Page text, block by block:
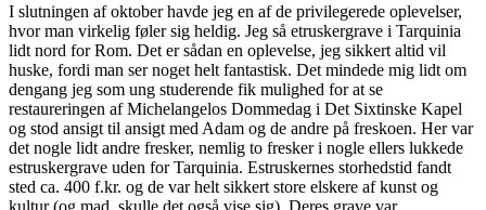
I slutningen af oktober havde jeg en af de privilegerede oplevelser,
hvor man virkelig føler sig heldig. Jeg så etruskergrave i Tarquinia
lidt nord for Rom. Det er sådan en oplevelse, jeg sikkert altid vil
huske, fordi man ser noget helt fantastisk. Det mindede mig lidt om
dengang jeg som ung studerende fik mulighed for at se
restaureringen af Michelangelos Dommedag i Det Sixtinske Kapel
og stod ansigt til ansigt med Adam og de andre på freskoen. Her var
det nogle lidt andre fresker, nemlig to fresker i nogle ellers lukkede
estruskergrave uden for Tarquinia. Estruskernes storhedstid fandt
sted ca. 400 f.kr. og de var helt sikkert store elskere af kunst og
kultur (og mad, skulle det også vise sig). Deres grave var